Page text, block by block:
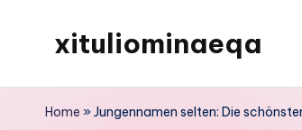
xituliominaeqa
Home »Jungennamen selten: Die